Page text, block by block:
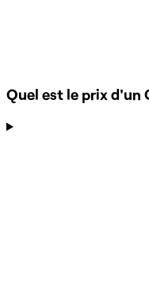
Quel est le prix d'un